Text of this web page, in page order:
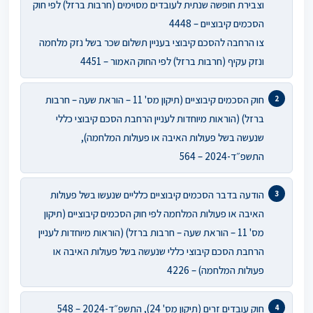
וצבירת חופשה שנתית לעובדים מסוימים (חרבות ברזל) לפי חוק
הסכמים קיבוציים – 4448
צו הרחבה להסכם קיבוצי בעניין תשלום שכר בשל נזק מלחמה
ונזק עקיף (חרבות ברזל) לפי החוק האמור – 4451
חוק הסכמים קיבוציים (תיקון מס' 11 – הוראת שעה – חרבות
ברזל) (הוראות מיוחדות לעניין הרחבת הסכם קיבוצי כללי
שנעשה בשל פעולות האיבה או פעולות המלחמה),
התשפ״ד-2024 – 564
הודעה בדבר הסכמים קיבוציים כלליים שנעשו בשל פעולות
האיבה או פעולות המלחמה לפי חוק הסכמים קיבוציים (תיקון
מס' 11 – הוראת שעה – חרבות ברזל) (הוראות מיוחדות לעניין
הרחבת הסכם קיבוצי כללי שנעשה בשל פעולות האיבה או
פעולות המלחמה) – 4226
חוק עובדים זרים (תיקון מס' 24), התשפ״ד-2024 – 548